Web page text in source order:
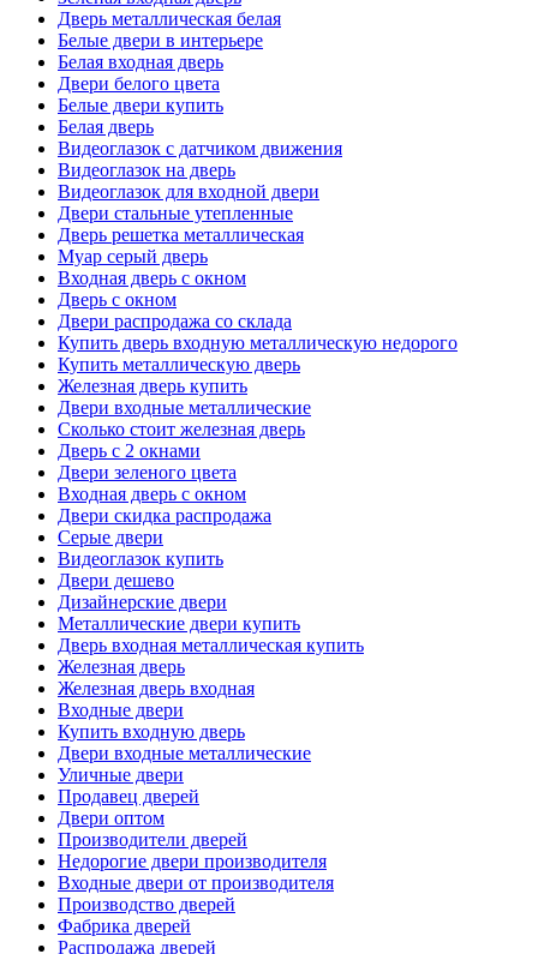
Дверь металлическая белая
Белые двери в интерьере
Белая входная дверь
Двери белого цвета
Белые двери купить
Белая дверь
Видеоглазок с датчиком движения
Видеоглазок на дверь
Видеоглазок для входной двери
Двери стальные утепленные
Дверь решетка металлическая
Муар серый дверь
Входная дверь с окном
Дверь с окном
Двери распродажа со склада
Купить дверь входную металлическую недорого
Купить металлическую дверь
Железная дверь купить
Двери входные металлические
Сколько стоит железная дверь
Дверь с 2 окнами
Двери зеленого цвета
Входная дверь с окном
Двери скидка распродажа
Серые двери
Видеоглазок купить
Двери дешево
Дизайнерские двери
Металлические двери купить
Дверь входная металлическая купить
Железная дверь
Железная дверь входная
Входные двери
Купить входную дверь
Двери входные металлические
Уличные двери
Продавец дверей
Двери оптом
Производители дверей
Недорогие двери производителя
Входные двери от производителя
Производство дверей
Фабрика дверей
Распродажа дверей